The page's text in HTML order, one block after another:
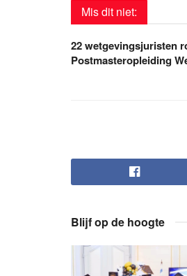
Mis dit niet:
22 wetgevingsjuristen
Postmasteropleiding
Blijf op de hoogte